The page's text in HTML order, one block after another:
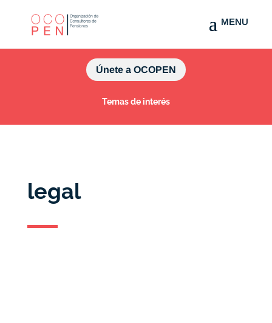
Únete a OCOPEN
Temas de interés
legal